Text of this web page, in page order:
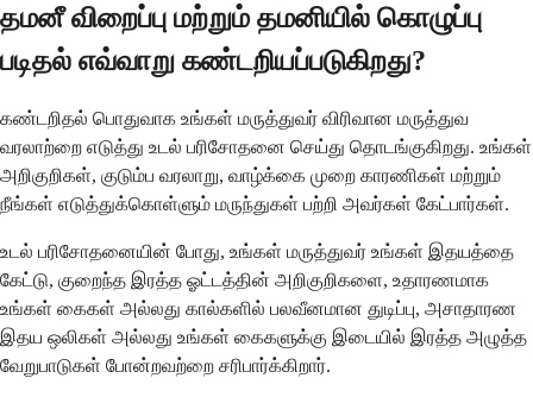
தமனீ விறைப்பு மற்றும் தமனியில் கொழுப்பு
படிதல் எவ்வாறு கண்டறியப்படுகிறது?
கண்டறிதல் பொதுவாக உங்கள் மருத்துவர் விரிவான மருத்துவ
வரலாற்றை எடுத்து உடல் பரிசோதனை செய்து தொடங்குகிறது. உங்கள்
அறிகுறிகள், குடும்ப வரலாறு, வாழ்க்கை முறை காரணிகள் மற்றும்
நீங்கள் எடுத்துக்கொள்ளும் மருந்துகள் பற்றி அவர்கள் கேட்பார்கள்.
உடல் பரிசோதனையின் போது, உங்கள் மருத்துவர் உங்கள் இதயத்தை
கேட்டு, குறைந்த இரத்த ஓட்டத்தின் அறிகுறிகளை, உதாரணமாக
உங்கள் கைகள் அல்லது கால்களில் பலவீனமான துடிப்பு, அசாதாரண
இதய ஒலிகள் அல்லது உங்கள் கைகளுக்கு இடையில் இரத்த அழுத்த
வேறுபாடுகள் போன்றவற்றை சரிபார்க்கிறார்.